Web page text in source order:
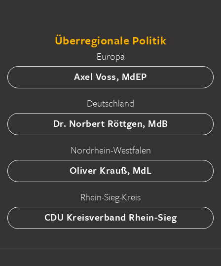
Überregionale Politik
Europa
Axel Voss, MdEP
Deutschland
Dr. Norbert Röttgen, MdB
Nordrhein-Westfalen
Oliver Krauß, MdL
Rhein-Sieg-Kreis
CDU Kreisverband Rhein-Sieg